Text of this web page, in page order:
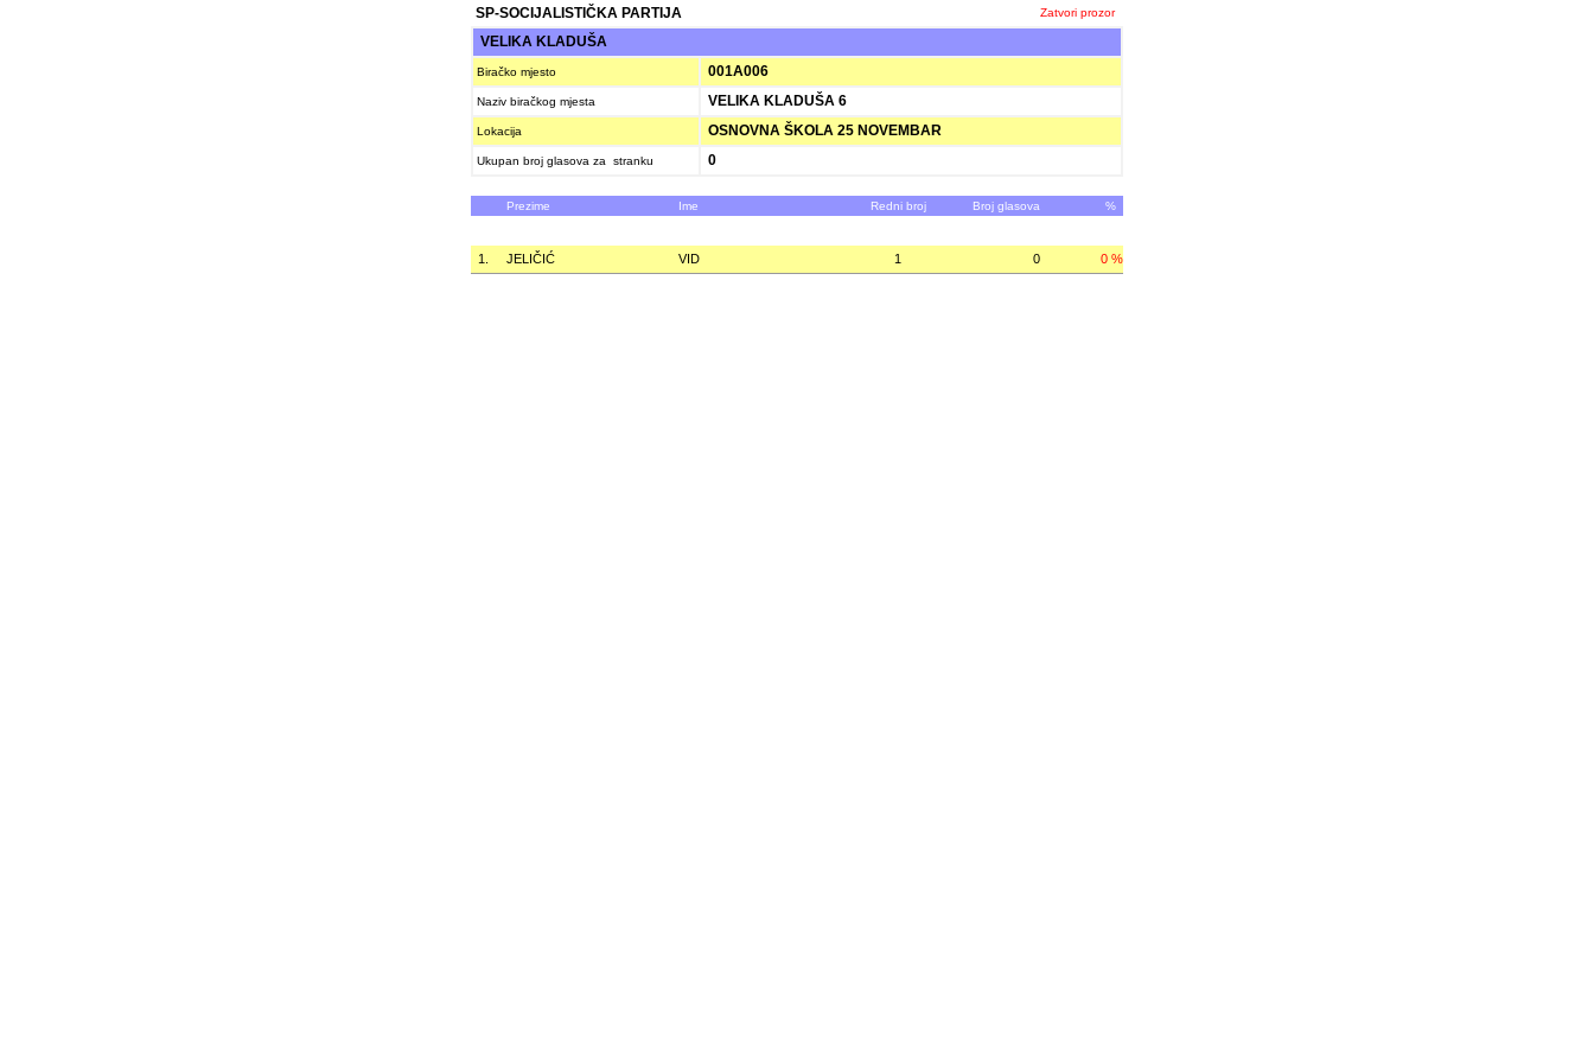
SP-SOCIJALISTIČKA PARTIJA Zatvori prozor
VELIKA KLADUŠA
Biračko mjesto 001A006
Naziv biračkog mjesta VELIKA KLADUŠA 6
Lokacija OSNOVNA ŠKOLA 25 NOVEMBAR
Ukupan broj glasova za stranku 0
Prezime Ime Redni broj Broj glasova %
1. JELIČIĆ VID 1 0 0 %